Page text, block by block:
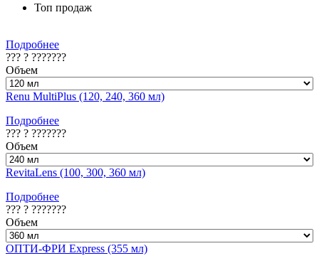
Топ продаж
Подробнее
??? ? ???????
Объем
Renu MultiPlus (120, 240, 360 мл)
Подробнее
??? ? ???????
Объем
RevitaLens (100, 300, 360 мл)
Подробнее
??? ? ???????
Объем
ОПТИ-ФРИ Express (355 мл)